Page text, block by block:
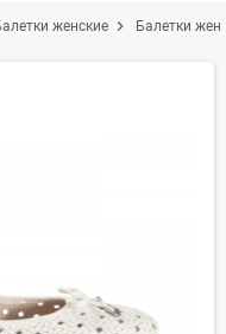
женские chevron_right Балетки